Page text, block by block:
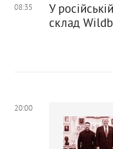
08:35
У
склад
20:00